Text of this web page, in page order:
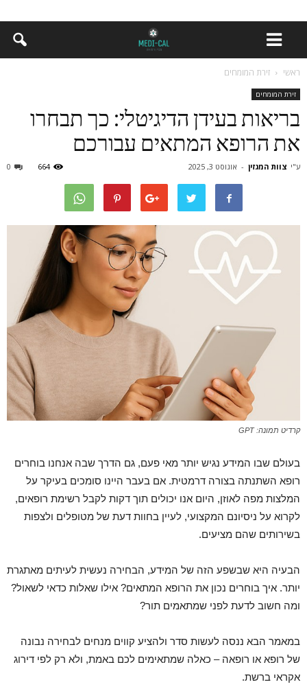
ראשי זירת המומחים
זירת המומחים
בריאות בעידן הדיגיטלי: כך תבחרו
את הרופא המתאים עבורכם
ע"י צוות המגזין - אוגוסט 3, 2025 0 664
קרדיט תמונה: GPT
בעולם שבו המידע נגיש יותר מאי פעם, גם הדרך שבה אנחנו בוחרים
רופא השתנתה בצורה דרמטית. אם בעבר היינו סומכים בעיקר על
המלצות מפה לאוזן, היום אנו יכולים תוך דקות לקבל רשימת רופאים,
לקרוא על ניסיונם המקצועי, לעיין בחוות דעת של מטופלים ולצפות
בשירותים שהם מציעים.
הבעיה היא שבשפע הזה של המידע, הבחירה נעשית לעיתים מאתגרת
יותר. איך בוחרים נכון את הרופא המתאים? אילו שאלות כדאי לשאול?
ומה חשוב לדעת לפני שמתאמים תור?
במאמר הבא ננסה לעשות סדר ולהציע קווים מנחים לבחירה נבונה
של רופא או רופאה – כאלה שמתאימים לכם באמת, ולא רק לפי דירוג
אקראי ברשת.